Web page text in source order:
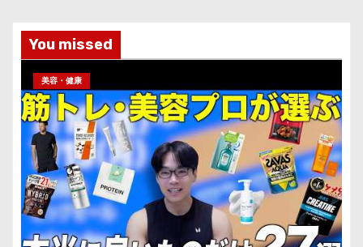
You missed
美容・健康